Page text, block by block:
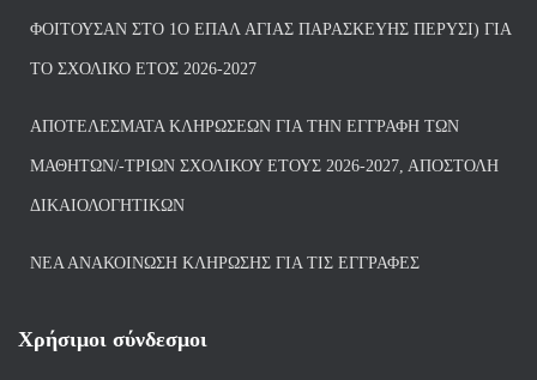
ΦΟΙΤΟΎΣΑΝ ΣΤΟ 1Ο ΕΠΑΛ ΑΓΙΑΣ ΠΑΡΑΣΚΕΥΗΣ ΠΈΡΥΣΙ) ΓΙΑ
ΤΟ ΣΧΟΛΙΚΌ ΈΤΟΣ 2026-2027
ΑΠΟΤΕΛΈΣΜΑΤΑ ΚΛΗΡΏΣΕΩΝ ΓΙΑ ΤΗΝ ΕΓΓΡΑΦΉ ΤΩΝ
ΜΑΘΗΤΏΝ/-ΤΡΙΏΝ ΣΧΟΛΙΚΟΎ ΈΤΟΥΣ 2026-2027, ΑΠΟΣΤΟΛΉ
ΔΙΚΑΙΟΛΟΓΗΤΙΚΏΝ
ΝΕΑ ΑΝΑΚΟΙΝΩΣΗ ΚΛΗΡΩΣΗΣ ΓΙΑ ΤΙΣ ΕΓΓΡΑΦΕΣ
Χρήσιμοι σύνδεσμοι